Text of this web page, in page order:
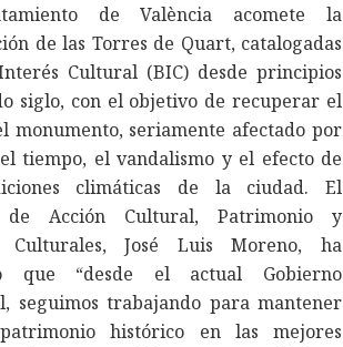
de València acomete la
de las Torres de Quart, catalogadas
Cultural (BIC) desde principios
siglo, con el objetivo de recuperar el
monumento, seriamente afectado por
tiempo, el vandalismo y el efecto de
climáticas de la ciudad. El
de Acción Cultural, Patrimonio y
Culturales, José Luis Moreno, ha
que “desde el actual Gobierno
seguimos trabajando para mantener
histórico en las mejores